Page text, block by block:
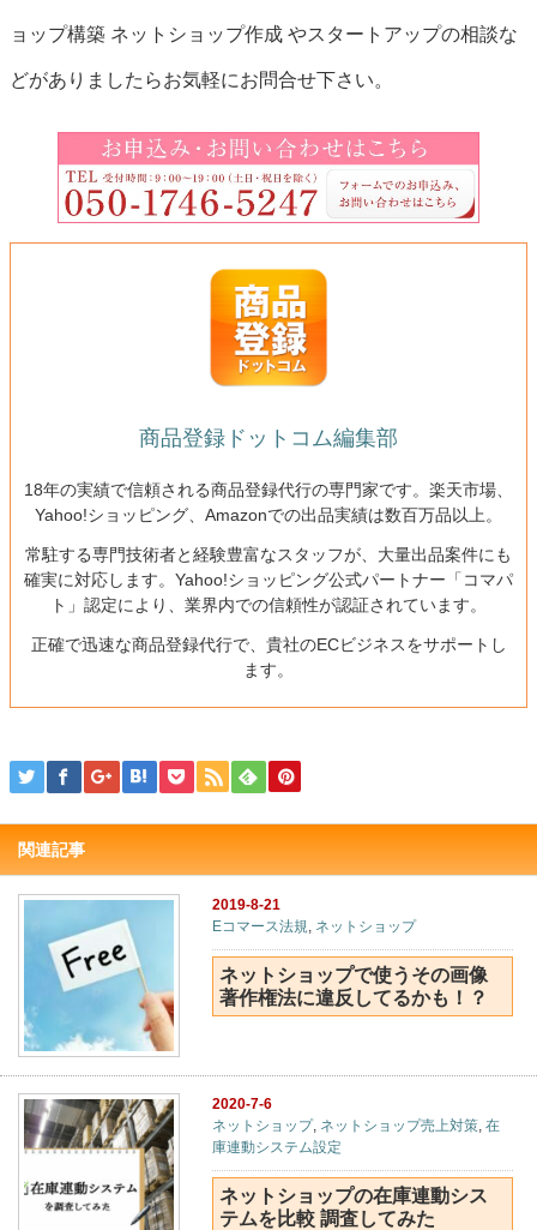
ョップ構築 ネットショップ作成 やスタートアップの相談な
どがありましたらお気軽にお問合せ下さい。
商品登録ドットコム編集部
18年の実績で信頼される商品登録代行の専門家です。楽天市場、
Yahoo!ショッピング、Amazonでの出品実績は数百万品以上。
常駐する専門技術者と経験豊富なスタッフが、大量出品案件にも
確実に対応します。Yahoo!ショッピング公式パートナー「コマパ
ト」認定により、業界内での信頼性が認証されています。
正確で迅速な商品登録代行で、貴社のECビジネスをサポートし
ます。
関連記事
2019-8-21
Eコマース法規, ネットショップ
ネットショップで使うその画像
著作権法に違反してるかも！？
2020-7-6
ネットショップ, ネットショップ売上対策 ,在
庫連動システム設定
ネットショップの在庫連動シス
テムを比較 調査してみた